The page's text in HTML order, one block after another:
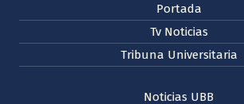
Portada
Tv Noticias
Tribuna Universitaria
Noticias UBB